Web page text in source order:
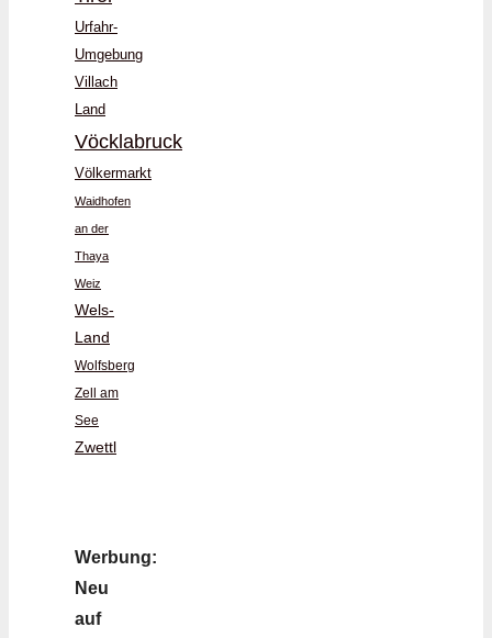
Urfahr-
Umgebung
Villach
Land
Vöcklabruck
Völkermarkt
Waidhofen
an der
Thaya
Weiz
Wels-
Land
Wolfsberg
Zell am
See
Zwettl
Werbung:
Neu
auf